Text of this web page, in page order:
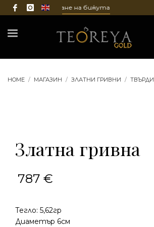
и гравиране на бижута
HOME МАГАЗИН ЗЛАТНИ ГРИВНИ ТВЪРДИ
Златна гривна
787 €
Тегло: 5,62гр
Диаметър 6см